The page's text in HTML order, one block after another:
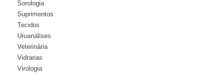
Sorologia
Suprimentos
Tecidos
Uruanálises
Veterinária
Vidrarias
Virologia